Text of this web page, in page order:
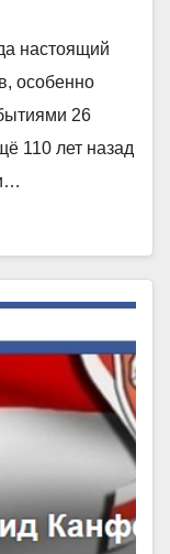
настоящий
особенно
26
110 лет назад